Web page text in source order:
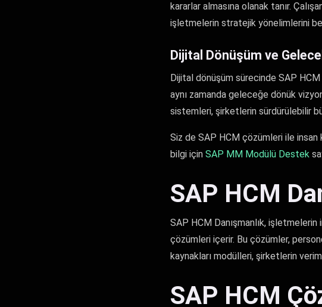
kararlar almasına olanak tanır.
işletmelerin stratejik yönelimlerini
Dijital Dönüşüm ve
Dijital dönüşüm sürecinde SAP
aynı zamanda geleceğe dönük
sistemleri, şirketlerin sürdürülebilir
Siz de SAP HCM çözümleri ile insan
bilgi için SAP MM Modülü Destek
SAP HCM
SAP HCM Danışmanlık,
çözümleri içerir. Bu çözümler,
kaynakları modülleri, şirketlerin
SAP HCM